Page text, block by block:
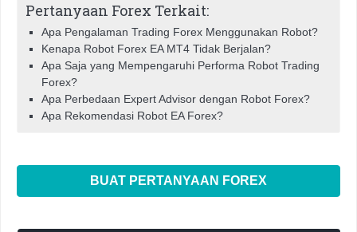
Pertanyaan Forex Terkait:
Apa Pengalaman Trading Forex Menggunakan Robot?
Kenapa Robot Forex EA MT4 Tidak Berjalan?
Apa Saja yang Mempengaruhi Performa Robot Trading
Forex?
Apa Perbedaan Expert Advisor dengan Robot Forex?
Apa Rekomendasi Robot EA Forex?
BUAT PERTANYAAN FOREX